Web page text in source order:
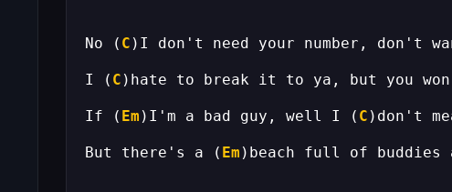
No ( C )I don't need your number, don't
I ( C )hate to break it to ya, but you
If ( Em )I'm a bad guy, well I ( C
But there's a ( Em )beach full of buddies